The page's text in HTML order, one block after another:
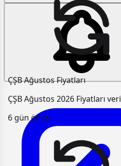
ÇŞB Ağustos Fiyatları
ÇŞB Ağustos 2026 Fiyatları
6 gün önce